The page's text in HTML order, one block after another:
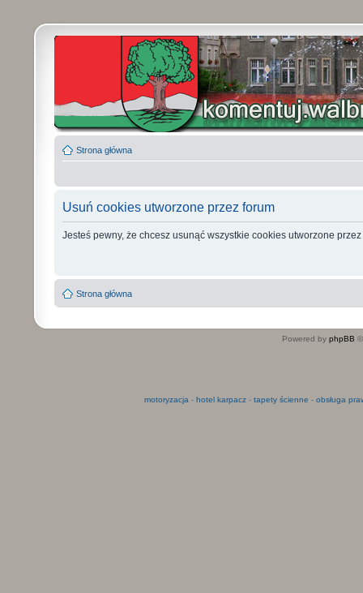
Strona główna
Usuń cookies utworzone przez forum
Jesteś pewny, że chcesz usunąć wszystkie cookies utworzone
Strona główna
Powered by phpBB
motoryzacja - hotel karpacz- tapety ścienne - obsługa